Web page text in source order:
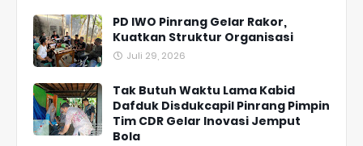
PD IWO Pinrang Gelar Rakor,
Kuatkan Struktur Organisasi
Juli 29, 2026
Tak Butuh Waktu Lama Kabid
Dafduk Disdukcapil Pinrang Pimpin
Tim CDR Gelar Inovasi Jemput
Bola